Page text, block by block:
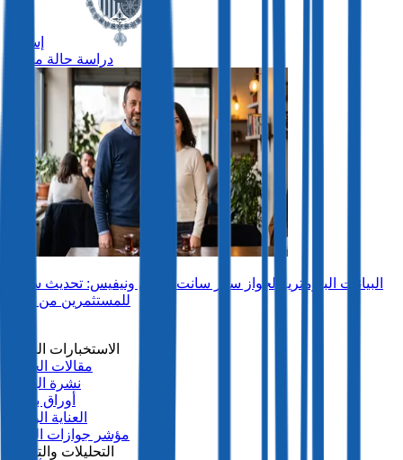
إسبانيا
دراسة حالة مميزة
البيانات البيومترية لجواز سفر سانت كيتس ونيفيس: تحديث سلس
للمستثمرين من تركيا
الاستخبارات السوق
مقالات الخبراء
نشرة الهجرة
أوراق بيضاء
العناية الواجبة
مؤشر جوازات السفر
التحليلات والتقارير